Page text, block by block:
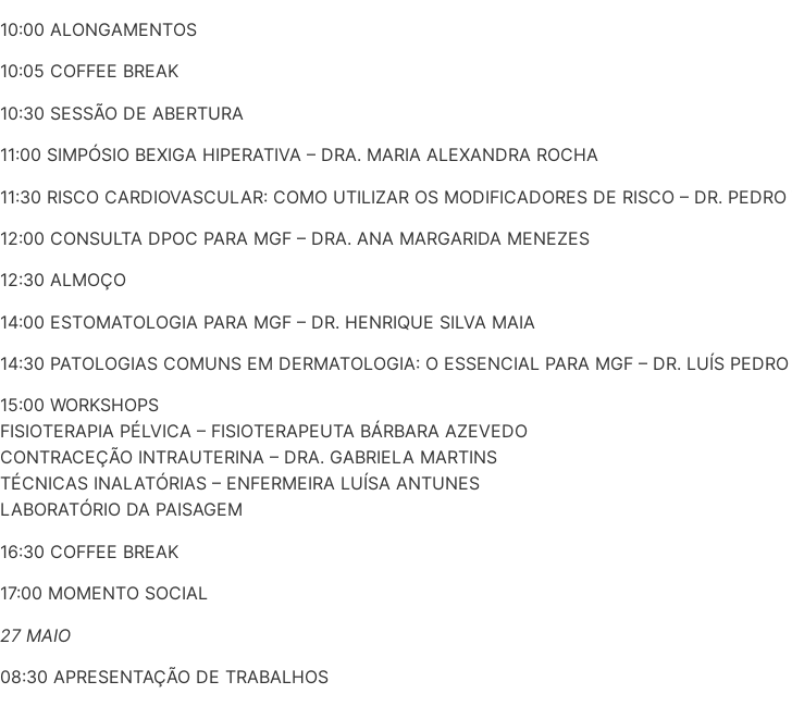
10:00 ALONGAMENTOS
10:05 COFFEE BREAK
10:30 SESSÃO DE ABERTURA
11:00 SIMPÓSIO BEXIGA HIPERATIVA – DRA. MARIA ALEXANDRA ROCHA
11:30 RISCO CARDIOVASCULAR: COMO UTILIZAR OS MODIFICADORES DE RISCO – DR.
12:00 CONSULTA DPOC PARA MGF – DRA. ANA MARGARIDA MENEZES
12:30 ALMOÇO
14:00 ESTOMATOLOGIA PARA MGF – DR. HENRIQUE SILVA MAIA
14:30 PATOLOGIAS COMUNS EM DERMATOLOGIA: O ESSENCIAL PARA MGF – DR. LUÍS PEDRO
15:00 WORKSHOPS
FISIOTERAPIA PÉLVICA – FISIOTERAPEUTA BÁRBARA AZEVEDO
CONTRACEÇÃO INTRAUTERINA – DRA. GABRIELA MARTINS
TÉCNICAS INALATÓRIAS – ENFERMEIRA LUÍSA ANTUNES
LABORATÓRIO DA PAISAGEM
16:30 COFFEE BREAK
17:00 MOMENTO SOCIAL
27 MAIO
08:30 APRESENTAÇÃO DE TRABALHOS